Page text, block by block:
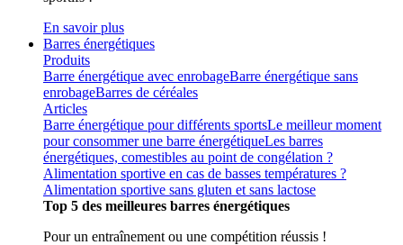
En savoir plus
Barres énergétiques
Produits
Barre énergétique avec enrobageBarre énergétique sans
enrobageBarres de céréales
Articles
Barre énergétique pour différents sportsLe meilleur moment
pour consommer une barre énergétiqueLes barres
énergétiques, comestibles au point de congélation ?
Alimentation sportive en cas de basses températures ?
Alimentation sportive sans gluten et sans lactose
Top 5 des meilleures barres énergétiques
Pour un entraînement ou une compétition réussis !